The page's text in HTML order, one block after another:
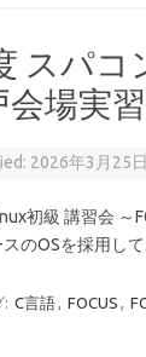
スパ
場実習
2026年3月25日
初級 講習会 ～
スのOSを採用し
: C言語, FOCUS ,